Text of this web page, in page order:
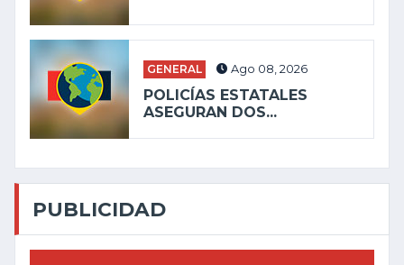
GENERAL Ago 08, 2026
POLICÍAS ESTATALES
ASEGURAN DOS...
PUBLICIDAD